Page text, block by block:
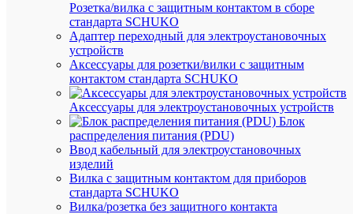
Розетка/вилка с защитным контактом в сборе
стандарта SCHUKO
Адаптер переходный для электроустановочных
устройств
Аксессуары для розетки/вилки с защитным
контактом стандарта SCHUKO
Аксессуары для электроустановочных устройств
Блок
распределения питания (PDU)
Ввод кабельный для электроустановочных
изделий
Вилка с защитным контактом для приборов
стандарта SCHUKO
Вилка/розетка без защитного контакта
собой
набор